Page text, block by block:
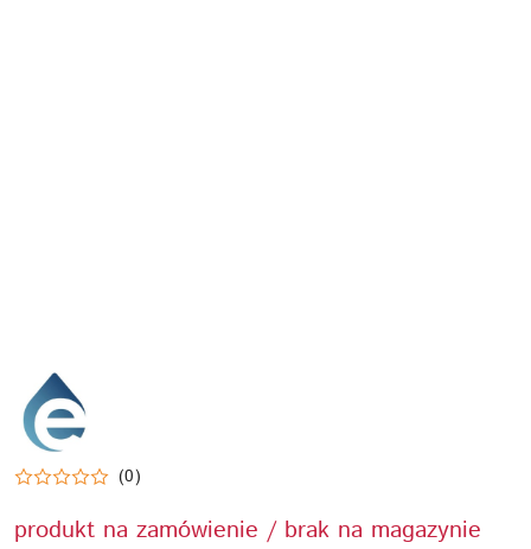
EMAUX-
LOGO
(0)
produkt na zamówienie / brak na magazynie